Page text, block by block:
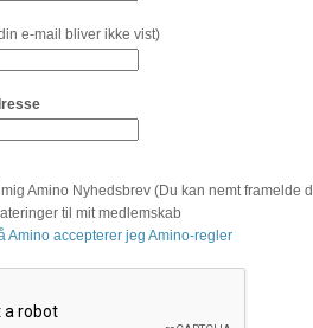
e-mail bliver ikke vist)
Amino Nyhedsbrev (Du kan nemt framelde
til mit medlemskab
Amino accepterer jeg Amino-regler